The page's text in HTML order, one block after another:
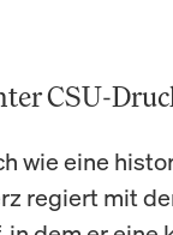
CSU-
wie eine
regiert mit